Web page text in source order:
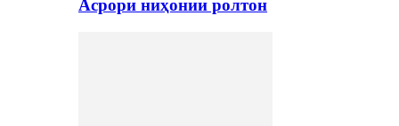
Асрори ниҳонии ролтон